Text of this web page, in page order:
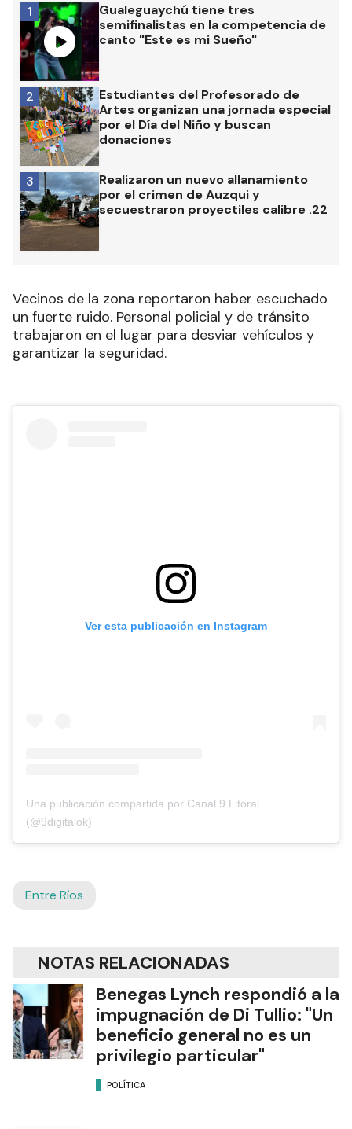
Gualeguaychú tiene tres
semifinalistas en la competencia de
canto "Este es mi Sueño"
1
Estudiantes del Profesorado de
Artes organizan una jornada especial
por el Día del Niño y buscan
donaciones
2
Realizaron un nuevo allanamiento
por el crimen de Auzqui y
secuestraron proyectiles calibre .22
3
Vecinos de la zona reportaron haber escuchado
un fuerte ruido. Personal policial y de tránsito
trabajaron en el lugar para desviar vehículos y
garantizar la seguridad.
Ver esta publicación en Instagram
Una publicación compartida por Canal 9 Litoral
(@9digitalok)
Entre Ríos
NOTAS RELACIONADAS
Benegas Lynch respondió a la
impugnación de Di Tullio: "Un
beneficio general no es un
privilegio particular"
POLÍTICA